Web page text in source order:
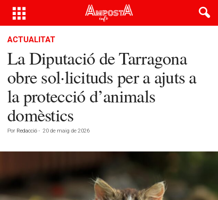
ACTUALITAT
La Diputació de Tarragona
obre sol·licituds per a ajuts a
la protecció d’animals
domèstics
Por Redacció - 20 de maig de 2026